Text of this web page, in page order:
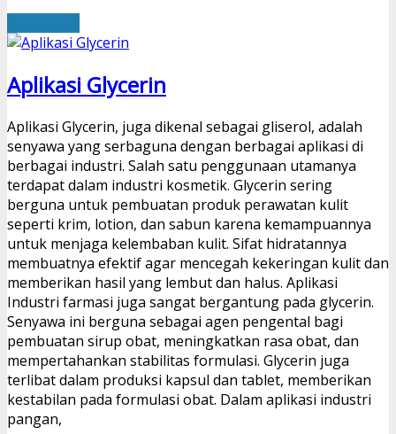
Aplikasi Glycerin
Aplikasi Glycerin, juga dikenal sebagai gliserol, adalah
senyawa yang serbaguna dengan berbagai aplikasi di
berbagai industri. Salah satu penggunaan utamanya
terdapat dalam industri kosmetik. Glycerin sering
berguna untuk pembuatan produk perawatan kulit
seperti krim, lotion, dan sabun karena kemampuannya
untuk menjaga kelembaban kulit. Sifat hidratannya
membuatnya efektif agar mencegah kekeringan kulit dan
memberikan hasil yang lembut dan halus. Aplikasi
Industri farmasi juga sangat bergantung pada glycerin.
Senyawa ini berguna sebagai agen pengental bagi
pembuatan sirup obat, meningkatkan rasa obat, dan
mempertahankan stabilitas formulasi. Glycerin juga
terlibat dalam produksi kapsul dan tablet, memberikan
kestabilan pada formulasi obat. Dalam aplikasi industri
pangan,